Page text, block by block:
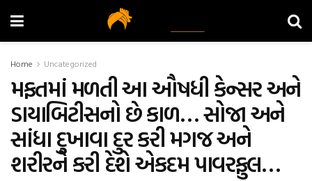
Home Uncategorized
મફતમાં મળતી આ ઔષધી કેન્સર અને
ડાયાબિટીસનો છે કાળ… સોજા અને
સાંધા દુખાવા દુર કરી મગજ અને
શરીરને કરી દેશે એકદમ પાવરફુલ…